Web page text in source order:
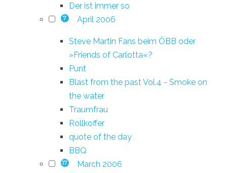
Der ist immer so
7 April 2006
Steve Martin Fans beim ÖBB oder
»Friends of Carlotta«?
Punt
Blast from the past Vol.4 - Smoke on
the water
Traumfrau
Rollkoffer
quote of the day
BBQ
17 March 2006